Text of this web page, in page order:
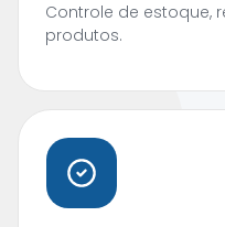
Controle de estoque,
produtos.